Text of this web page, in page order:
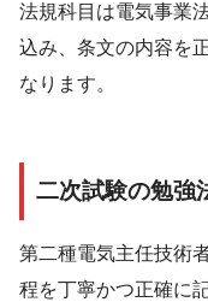
法規科目は電気事業
込み、条文の内容を
なります。
二次試験の勉強
第二種電気主任技術
程を丁寧かつ正確に